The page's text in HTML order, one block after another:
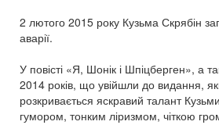
2 лютого 2015 року Кузьма Скрябін
аварії.
У повісті «Я, Шонік і Шпіцберген», а
2014 років, що увійшли до видання,
розкривається яскравий талант
гумором, тонким ліризмом, чіткою